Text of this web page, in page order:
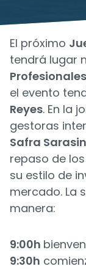
El próximo
tendrá lugar
Profesionales
el evento
Reyes. En la
gestoras
Safra
repaso de
su estilo de
mercado. La
manera:
9:00h
9:30h